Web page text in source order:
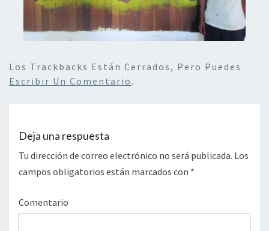
Los Trackbacks Están Cerrados, Pero Puedes
Escribir Un Comentario .
Deja una respuesta
Tu dirección de correo electrónico no será publicada. Los
campos obligatorios están marcados con *
Comentario